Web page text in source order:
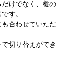
けでなく、棚の
す。
合わせていただ
切り替えができ